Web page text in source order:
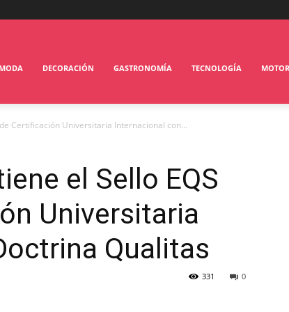
MODA DECORACIÓN GASTRONOMÍA TECNOLOGÍA MOTOR
Certificación Universitaria Internacional con...
el Sello EQS
Universitaria
Qualitas
0
331